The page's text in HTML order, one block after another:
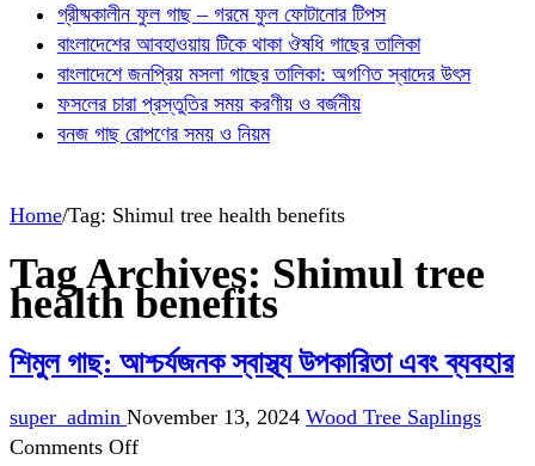
গ্রীষ্মকালীন ফুল গাছ – গরমে ফুল ফোটানোর টিপস
বাংলাদেশের আবহাওয়ায় টিকে থাকা ঔষধি গাছের তালিকা
বাংলাদেশে জনপ্রিয় মসলা গাছের তালিকা: অগণিত স্বাদের উৎস
ফসলের চারা প্রস্তুতির সময় করণীয় ও বর্জনীয়
বনজ গাছ রোপণের সময় ও নিয়ম
Home/Tag: Shimul tree health benefits
Tag Archives: Shimul tree
health benefits
শিমুল গাছ: আশ্চর্যজনক স্বাস্থ্য উপকারিতা এবং ব্যবহার
super_admin November 13, 2024 Wood Tree Saplings
Comments Offon